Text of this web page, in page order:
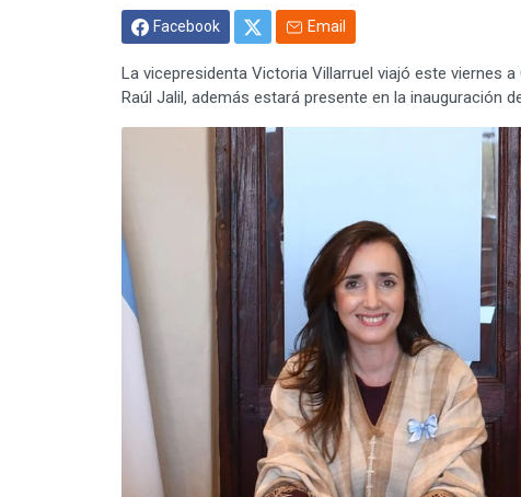
Facebook Email
La vicepresidenta Victoria Villarruel viajó este viernes
Raúl Jalil, además estará presente en la inauguración